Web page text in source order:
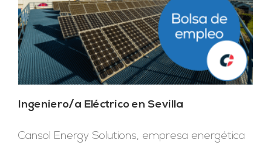
Ingeniero/a Eléctrico en Sevilla
Cansol Energy Solutions, empresa energética